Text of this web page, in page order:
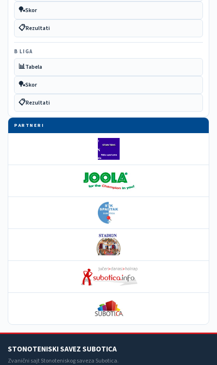
🏓Skor
📋Rezultati
B LIGA
📊Tabela
🏓Skor
📋Rezultati
PARTNERI
STONOTENISKI SAVEZ SUBOTICA
Zvanični sajt Stonoteniskog saveza Subotica.